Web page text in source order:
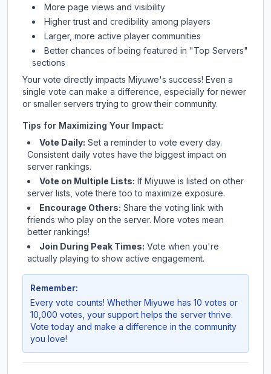
More page views and visibility
Higher trust and credibility among players
Larger, more active player communities
Better chances of being featured in "Top Servers"
sections
Your vote directly impacts Miyuwe's success! Even a
single vote can make a difference, especially for newer
or smaller servers trying to grow their community.
Tips for Maximizing Your Impact:
Vote Daily: Set a reminder to vote every day.
Consistent daily votes have the biggest impact on
server rankings.
Vote on Multiple Lists: If Miyuwe is listed on other
server lists, vote there too to maximize exposure.
Encourage Others: Share the voting link with
friends who play on the server. More votes mean
better rankings!
Join During Peak Times: Vote when you're
actually playing to show active engagement.
Remember:
Every vote counts! Whether Miyuwe has 10 votes or
10,000 votes, your support helps the server thrive.
Vote today and make a difference in the community
you love!